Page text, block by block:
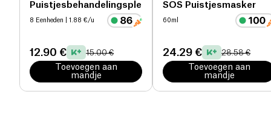
Puistjesbehandelingspleisters
8 Eenheden | 1.88 €/u
12.90 € 15.00 €
Toevoegen aan
mandje
SOS Puistjesmasker
60ml
24.29 € 28.58 €
Toevoegen aan
mandje